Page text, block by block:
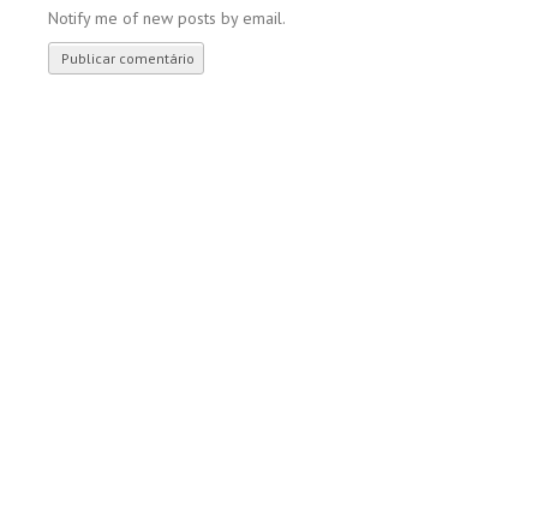
Notify me of new posts by email.